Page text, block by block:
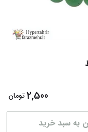
2,500 تومان
به سبد خرید